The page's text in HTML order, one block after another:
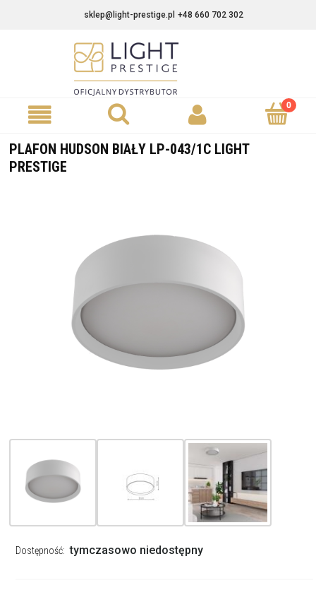
sklep@light-prestige.pl +48 660 702 302
PLAFON HUDSON BIAŁY LP-043/1C LIGHT
PRESTIGE
Dostępność: tymczasowo niedostępny